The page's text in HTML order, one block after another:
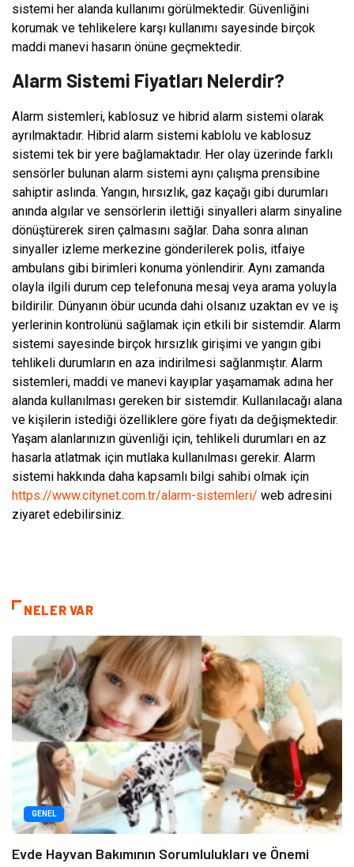
sistemi her alanda kullanımı görülmektedir. Güvenliğini
korumak ve tehlikelere karşı kullanımı sayesinde birçok
maddi manevi hasarın önüne geçmektedir.
Alarm Sistemi Fiyatları Nelerdir?
Alarm sistemleri, kablosuz ve hibrid alarm sistemi olarak
ayrılmaktadır. Hibrid alarm sistemi kablolu ve kablosuz
sistemi tek bir yere bağlamaktadır. Her olay üzerinde farklı
sensörler bulunan alarm sistemi aynı çalışma prensibine
sahiptir aslında. Yangın, hırsızlık, gaz kaçağı gibi durumları
anında algılar ve sensörlerin ilettiği sinyalleri alarm sinyaline
dönüştürerek siren çalmasını sağlar. Daha sonra alınan
sinyaller izleme merkezine gönderilerek polis, itfaiye
ambulans gibi birimleri konuma yönlendirir. Aynı zamanda
olayla ilgili durum cep telefonuna mesaj veya arama yoluyla
bildirilir. Dünyanın öbür ucunda dahi olsanız uzaktan ev ve iş
yerlerinin kontrolünü sağlamak için etkili bir sistemdir. Alarm
sistemi sayesinde birçok hırsızlık girişimi ve yangın gibi
tehlikeli durumların en aza indirilmesi sağlanmıştır. Alarm
sistemleri, maddi ve manevi kayıplar yaşamamak adına her
alanda kullanılması gereken bir sistemdir. Kullanılacağı alana
ve kişilerin istediği özelliklere göre fiyatı da değişmektedir.
Yaşam alanlarınızın güvenliği için, tehlikeli durumları en az
hasarla atlatmak için mutlaka kullanılması gerekir. Alarm
sistemi hakkında daha kapsamlı bilgi sahibi olmak için
https://www.citynet.com.tr/alarm-sistemleri/ web adresini
ziyaret edebilirsiniz.
NELER VAR
GENEL
Evde Hayvan Bakımının Sorumlulukları ve Önemi